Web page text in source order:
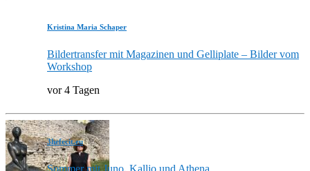
Kristina Maria Schaper
Bildertransfer mit Magazinen und Gelliplate – Bilder vom
Workshop
vor 4 Tagen
3hefecit.eu
Sommer mit Juno, Kallio und Athena